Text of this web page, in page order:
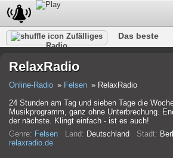
Zufälliges
Radio
Das beste
Rap
Trans
RelaxRadio
Online-Radio Felsen
RelaxRadio
24 Stunden am Tag und sieben Tage die
Musikprogramm, ganz ohne Unterbrechung.
der nächste. Klingt einfach - ist es auch!
Genre: Felsen Land: Deutschland Stadt:
relaxradio.de